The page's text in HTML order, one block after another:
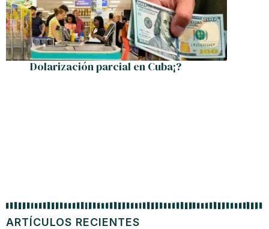
ARTÍCULOS RECIENTES
Dolarización parcial en Cuba¡?